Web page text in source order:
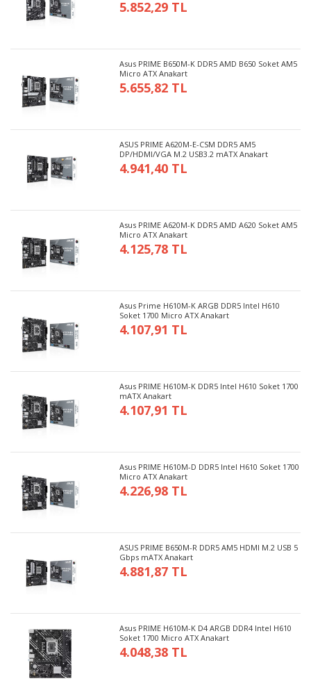
5.852,29 TL
Asus PRIME B650M-K DDR5 AMD B650 Soket AM5
Micro ATX Anakart
5.655,82 TL
ASUS PRIME A620M-E-CSM DDR5 AM5
DP/HDMI/VGA M.2 USB3.2 mATX Anakart
4.941,40 TL
Asus PRIME A620M-K DDR5 AMD A620 Soket AM5
Micro ATX Anakart
4.125,78 TL
Asus Prime H610M-K ARGB DDR5 Intel H610
Soket 1700 Micro ATX Anakart
4.107,91 TL
Asus PRIME H610M-K DDR5 Intel H610 Soket 1700
mATX Anakart
4.107,91 TL
Asus PRIME H610M-D DDR5 Intel H610 Soket 1700
Micro ATX Anakart
4.226,98 TL
ASUS PRIME B650M-R DDR5 AM5 HDMI M.2 USB 5
Gbps mATX Anakart
4.881,87 TL
Asus PRIME H610M-K D4 ARGB DDR4 Intel H610
Soket 1700 Micro ATX Anakart
4.048,38 TL